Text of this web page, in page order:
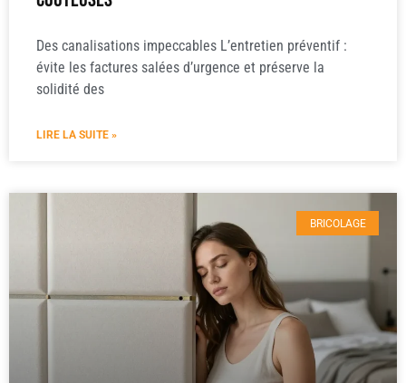
Des canalisations impeccables L’entretien préventif :
évite les factures salées d’urgence et préserve la
solidité des
LIRE LA SUITE »
BRICOLAGE